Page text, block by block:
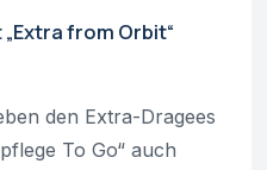
from Orbit“
den Extra-Dragees
To Go“ auch